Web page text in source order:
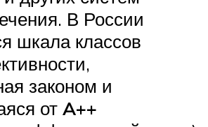
В России
шкала классов
законом и
от A++